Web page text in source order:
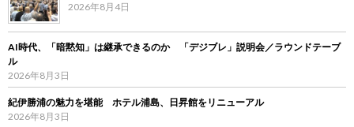
2026年8月4日
AI時代、「暗黙知」は継承できるのか 「デジブレ」説明会／ラウンドテーブ
ル
2026年8月3日
紀伊勝浦の魅力を堪能 ホテル浦島、日昇館をリニューアル
2026年8月3日